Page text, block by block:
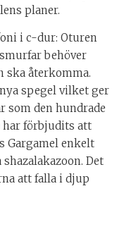
planer.
i c-dur: Oturen
behöver
ska återkomma.
spegel vilket ger
som den hundrade
har förbjudits att
Gargamel enkelt
Det
att falla i djup